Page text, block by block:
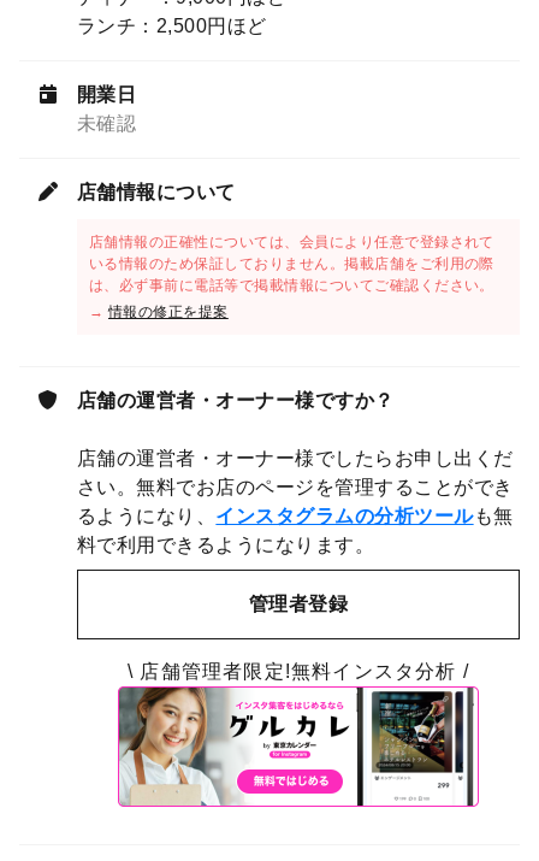
ランチ：2,500円ほど
開業日
未確認
店舗情報について
店舗情報の正確性については、会員により任意で登録されて
いる情報のため保証しておりません。掲載店舗をご利用の際
は、必ず事前に電話等で掲載情報についてご確認ください。
→情報の修正を提案
店舗の運営者・オーナー様ですか？
店舗の運営者・オーナー様でしたらお申し出くだ
さい。無料でお店のページを管理することができ
るようになり、 インスタグラムの分析ツールも無
料で利用できるようになります。
管理者登録
\ 店舗管理者限定!無料インスタ分析 /